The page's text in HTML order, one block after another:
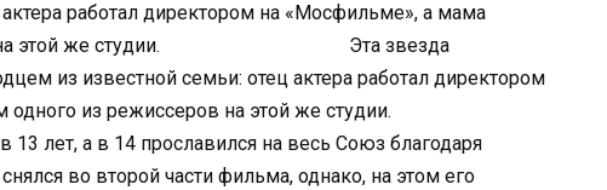
работал директором на «Мосфильме», а мама
этой же студии.
Эта звезда
из известной семьи: отец актера работал директором
из режиссеров на этой же студии.
лет, а в 14 прославился на весь Союз благодаря
во второй части фильма, однако, на этом его